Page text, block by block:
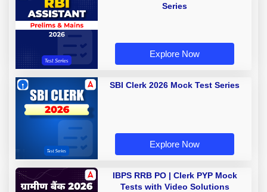
Series
Explore Now
SBI Clerk 2026 Mock Test Series
Explore Now
IBPS RRB PO | Clerk PYP Mock
Tests with Video Solutions